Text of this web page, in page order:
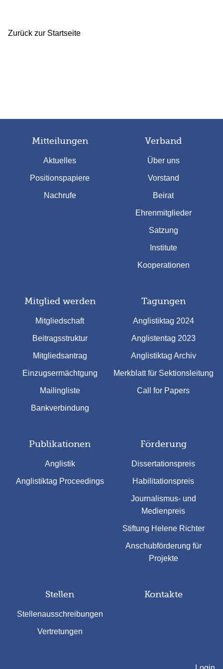
Zurück zur Startseite
Mitteilungen
Aktuelles
Positionspapiere
Nachrufe
Verband
Über uns
Vorstand
Beirat
Ehrenmitglieder
Satzung
Institute
Kooperationen
Mitglied werden
Mitgliedschaft
Beitragsstruktur
Mitgliedsantrag
Einzugsermächtgung
Mailingliste
Bankverbindung
Tagungen
Anglistiktag 2024
Anglistentag 2023
Anglistiktag Archiv
Merkblatt für Sektionsleitung
Call for Papers
Publikationen
Anglistik
Anglistiktag Proceedings
Förderung
Dissertationspreis
Habilitationspreis
Journalismus- und
Medienpreis
Stiftung Helene Richter
Anschubförderung für
Projekte
Stellen
Stellenausschreibungen
Vertretungen
Kontakte